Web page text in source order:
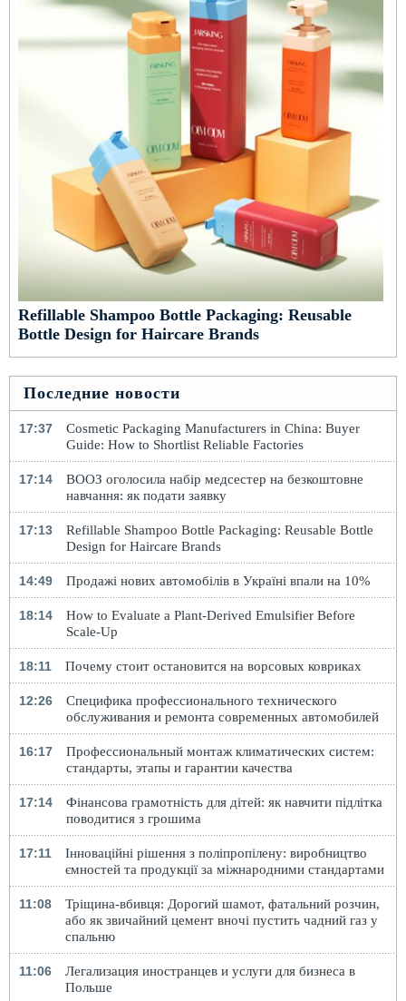
Refillable Shampoo Bottle Packaging: Reusable
Bottle Design for Haircare Brands
Последние новости
17:37
Cosmetic Packaging Manufacturers in China: Buyer
Guide: How to Shortlist Reliable Factories
17:14
ВООЗ оголосила набір медсестер на безкоштовне
навчання: як подати заявку
17:13
Refillable Shampoo Bottle Packaging: Reusable Bottle
Design for Haircare Brands
14:49 Продажі нових автомобілів в Україні впали на 10%
18:14
How to Evaluate a Plant-Derived Emulsifier Before
Scale-Up
18:11 Почему стоит остановится на ворсовых ковриках
12:26
Специфика профессионального технического
обслуживания и ремонта современных автомобилей
16:17
Профессиональный монтаж климатических систем:
стандарты, этапы и гарантии качества
17:14
Фінансова грамотність для дітей: як навчити підлітка
поводитися з грошима
17:11
Інноваційні рішення з поліпропілену: виробництво
ємностей та продукції за міжнародними стандартами
11:08
Тріщина-вбивця: Дорогий шамот, фатальний розчин,
або як звичайний цемент вночі пустить чадний газ у
спальню
11:06
Легализация иностранцев и услуги для бизнеса в
Польше